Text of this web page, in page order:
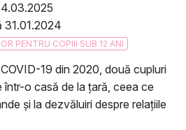
31.01.2024
PENTRU COPIII SUB 12 ANI
19 din 2020, două cupluri
o casă de la țară, ceea ce
și la dezvăluiri despre relațiile